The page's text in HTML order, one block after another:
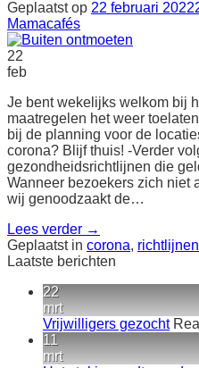
Geplaatst op 22 februari 2022
Mamacafés
22
feb
Je bent wekelijks welkom bij
maatregelen het weer
bij de planning voor de
corona? Blijf thuis! -Verder
gezondheidsrichtlijnen die
Wanneer bezoekers zich niet
wij genoodzaakt de…
Lees verder →
Geplaatst in corona, richtlijnen
Laatste berichten
22
mrt
Vrijwilligers gezocht
11
mrt